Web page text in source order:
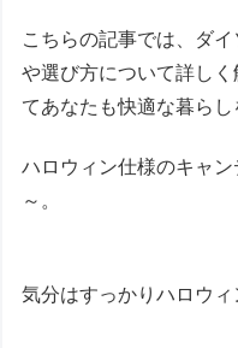
こちらの記事では、ダ
や選び方について詳し
てあなたも快適な暮らし
ハロウィン仕様のキャ
～。
気分はすっかりハロウィ